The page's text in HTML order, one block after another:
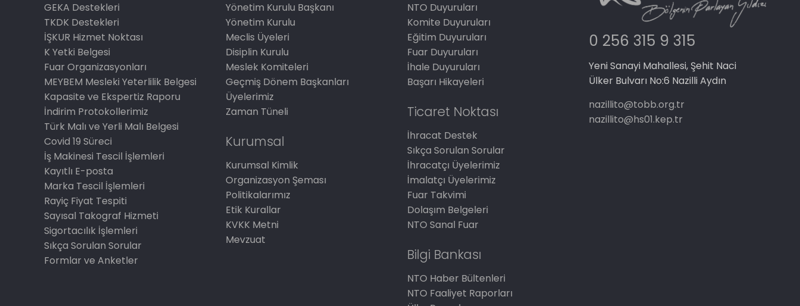
GEKA Destekleri
TKDK Destekleri
İŞKUR Hizmet Noktası
K Yetki Belgesi
Fuar Organizasyonları
MEYBEM Mesleki Yeterlilik Belgesi
Kapasite ve Ekspertiz Raporu
İndirim Protokollerimiz
Türk Malı ve Yerli Malı Belgesi
Covid 19 Süreci
İş Makinesi Tescil İşlemleri
Kayıtlı E-posta
Marka Tescil İşlemleri
Rayiç Fiyat Tespiti
Sayısal Takograf Hizmeti
Sigortacılık İşlemleri
Sıkça Sorulan Sorular
Formlar ve Anketler
Yönetim Kurulu Başkanı
Yönetim Kurulu
Meclis Üyeleri
Disiplin Kurulu
Meslek Komiteleri
Geçmiş Dönem Başkanları
Üyelerimiz
Zaman Tüneli
Kurumsal
Kurumsal Kimlik
Organizasyon Şeması
Politikalarımız
Etik Kurallar
KVKK Metni
Mevzuat
NTO Duyuruları
Komite Duyuruları
Eğitim Duyuruları
Fuar Duyuruları
İhale Duyuruları
Başarı Hikayeleri
Ticaret Noktası
İhracat Destek
Sıkça Sorulan Sorular
İhracatçı Üyelerimiz
İmalatçı Üyelerimiz
Fuar Takvimi
Dolaşım Belgeleri
NTO Sanal Fuar
Bilgi Bankası
NTO Haber Bültenleri
NTO Faaliyet Raporları
0 256 315 9 315
Yeni Sanayi Mahallesi, Şehit Naci
Ülker Bulvarı No:6 Nazilli Aydın
nazillito@tobb.org.tr
nazillito@hs01.kep.tr